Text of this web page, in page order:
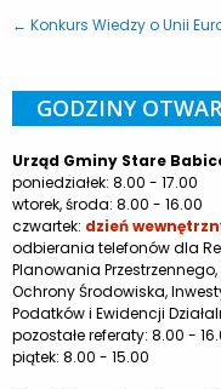
← Konkurs Wiedzy o Unii
GODZINY
Urząd Gminy Stare
poniedziałek: 8.00 - 17.00
wtorek, środa: 8.00 - 16.00
czwartek: dzień
odbierania telefonów dla
Planowania
Ochrony Środowiska,
Podatków i Ewidencji
pozostałe referaty: 8.00 -
piątek: 8.00 - 15.00